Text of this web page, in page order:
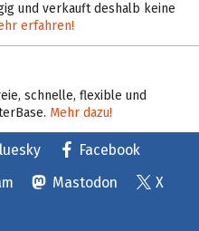
und verkauft deshalb keine
erfahren!
schnelle, flexible und
Mehr dazu!
Facebook
Mastodon
X